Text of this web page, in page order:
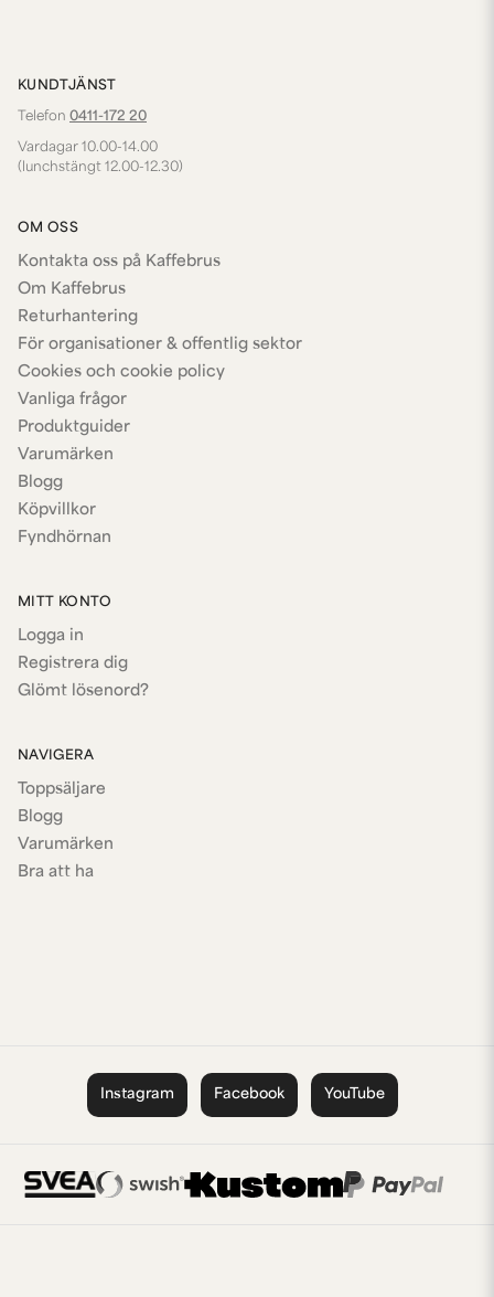
KUNDTJÄNST
Telefon 0411-172 20
Vardagar 10.00-14.00
(lunchstängt 12.00-12.30)
OM OSS
Kontakta oss på Kaffebrus
Om Kaffebrus
Returhantering
För organisationer & offentlig sektor
Cookies och cookie policy
Vanliga frågor
Produktguider
Varumärken
Blogg
Köpvillkor
Fyndhörnan
MITT KONTO
Logga in
Registrera dig
Glömt lösenord?
NAVIGERA
Toppsäljare
Blogg
Varumärken
Bra att ha
Instagram Facebook YouTube